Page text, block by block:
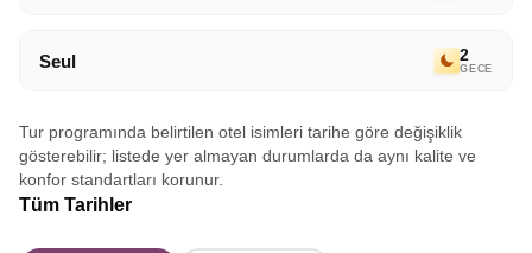
Seul 2
GECE
Tur programında belirtilen otel isimleri tarihe göre değişiklik
gösterebilir; listede yer almayan durumlarda da aynı kalite ve
konfor standartları korunur.
Tüm Tarihler